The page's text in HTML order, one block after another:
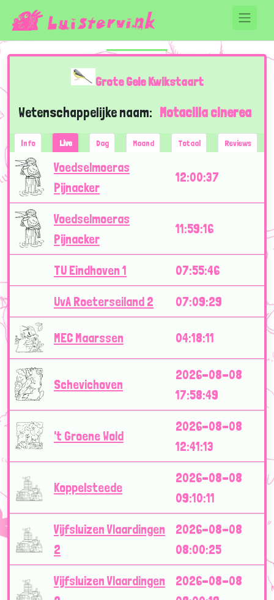
Grote Gele Kwikstaart
Wetenschappelijke naam: Motacilla cinerea
Info Live Dag Maand Totaal Reviews
Voedselmoeras
Pijnacker
12:00:37
Voedselmoeras
Pijnacker
11:59:16
TU Eindhoven 1 07:55:46
UvA Roeterseiland 2 07:09:29
MEC Maarssen 04:18:11
Schevichoven
2026-08-08
17:58:49
't Groene Wold
2026-08-08
12:41:13
Koppelsteede
2026-08-08
09:10:11
Vijfsluizen Vlaardingen
2
2026-08-08
08:00:25
Vijfsluizen Vlaardingen
2026-08-08